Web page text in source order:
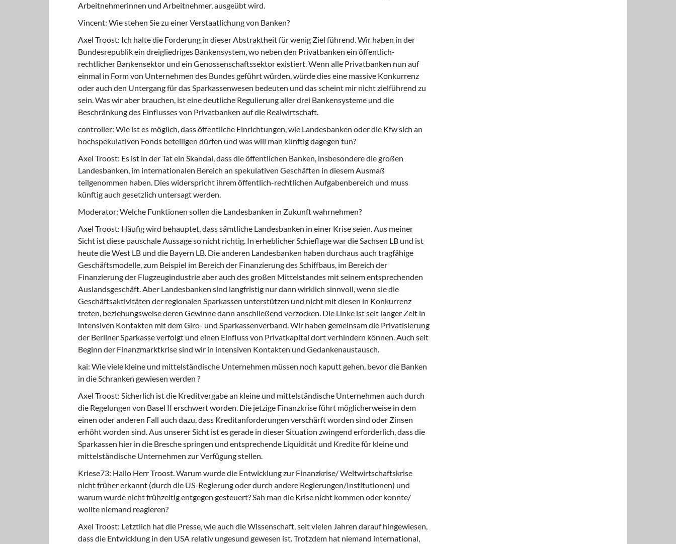
Arbeitnehmerinnen und Arbeitnehmer, ausgeübt wird.
Vincent: Wie stehen Sie zu einer Verstaatlichung von Banken?
Axel Troost: Ich halte die Forderung in dieser Abstraktheit für wenig Ziel führend. Wir haben in der
Bundesrepublik ein dreigliedriges Bankensystem, wo neben den Privatbanken ein öffentlich-
rechtlicher Bankensektor und ein Genossenschaftssektor existiert. Wenn alle Privatbanken nun auf
einmal in Form von Unternehmen des Bundes geführt würden, würde dies eine massive Konkurrenz
oder auch den Untergang für das Sparkassenwesen bedeuten und das scheint mir nicht zielführend zu
sein. Was wir aber brauchen, ist eine deutliche Regulierung aller drei Bankensysteme und die
Beschränkung des Einflusses von Privatbanken auf die Realwirtschaft.
controller: Wie ist es möglich, dass öffentliche Einrichtungen, wie Landesbanken oder die Kfw sich an
hochspekulativen Fonds beteiligen dürfen und was will man künftig dagegen tun?
Axel Troost: Es ist in der Tat ein Skandal, dass die öffentlichen Banken, insbesondere die großen
Landesbanken, im internationalen Bereich an spekulativen Geschäften in diesem Ausmaß
teilgenommen haben. Dies widerspricht ihrem öffentlich-rechtlichen Aufgabenbereich und muss
künftig auch gesetzlich untersagt werden.
Moderator: Welche Funktionen sollen die Landesbanken in Zukunft wahrnehmen?
Axel Troost: Häufig wird behauptet, dass sämtliche Landesbanken in einer Krise seien. Aus meiner
Sicht ist diese pauschale Aussage so nicht richtig. In erheblicher Schieflage war die Sachsen LB und ist
heute die West LB und die Bayern LB. Die anderen Landesbanken haben durchaus auch tragfähige
Geschäftsmodelle, zum Beispiel im Bereich der Finanzierung des Schiffbaus, im Bereich der
Finanzierung der Flugzeugindustrie aber auch des großen Mittelstandes mit seinem entsprechenden
Auslandsgeschäft. Aber Landesbanken sind langfristig nur dann wirklich sinnvoll, wenn sie die
Geschäftsaktivitäten der regionalen Sparkassen unterstützen und nicht mit diesen in Konkurrenz
treten, beziehungsweise deren Gewinne dann anschließend verzocken. Die Linke ist seit langer Zeit in
intensiven Kontakten mit dem Giro- und Sparkassenverband. Wir haben gemeinsam die Privatisierung
der Berliner Sparkasse verfolgt und einen Einfluss von Privatkapital dort verhindern können. Auch seit
Beginn der Finanzmarktkrise sind wir in intensiven Kontakten und Gedankenaustausch.
kai: Wie viele kleine und mittelständische Unternehmen müssen noch kaputt gehen, bevor die Banken
in die Schranken gewiesen werden ?
Axel Troost: Sicherlich ist die Kreditvergabe an kleine und mittelständische Unternehmen auch durch
die Regelungen von Basel II erschwert worden. Die jetzige Finanzkrise führt möglicherweise in dem
einen oder anderen Fall auch dazu, dass Kreditanforderungen verschärft worden sind oder Zinsen
erhöht worden sind. Aus unserer Sicht ist es gerade in dieser Situation zwingend erforderlich, dass die
Sparkassen hier in die Bresche springen und entsprechende Liquidität und Kredite für kleine und
mittelständische Unternehmen zur Verfügung stellen.
Kriese73: Hallo Herr Troost. Warum wurde die Entwicklung zur Finanzkrise/ Weltwirtschaftskrise
nicht früher erkannt (durch die US-Regierung oder durch andere Regierungen/Institutionen) und
warum wurde nicht frühzeitig entgegen gesteuert? Sah man die Krise nicht kommen oder konnte/
wollte niemand reagieren?
Axel Troost: Letztlich hat die Presse, wie auch die Wissenschaft, seit vielen Jahren darauf hingewiesen,
dass die Entwicklung in den USA relativ ungesund gewesen ist. Trotzdem hat niemand international,